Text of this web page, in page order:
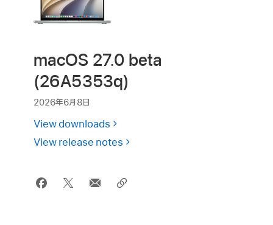
macOS 27.0 beta
(26A5353q)
2026年6月8日
View downloads
View release notes